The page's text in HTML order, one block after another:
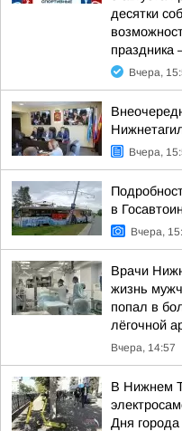
десятки
праздника
Вчера,
Вчера,
в
Вчера,
Врачи
жизнь
попал в
лёгочной
Вчера, 14:57
В Нижнем
Дня города